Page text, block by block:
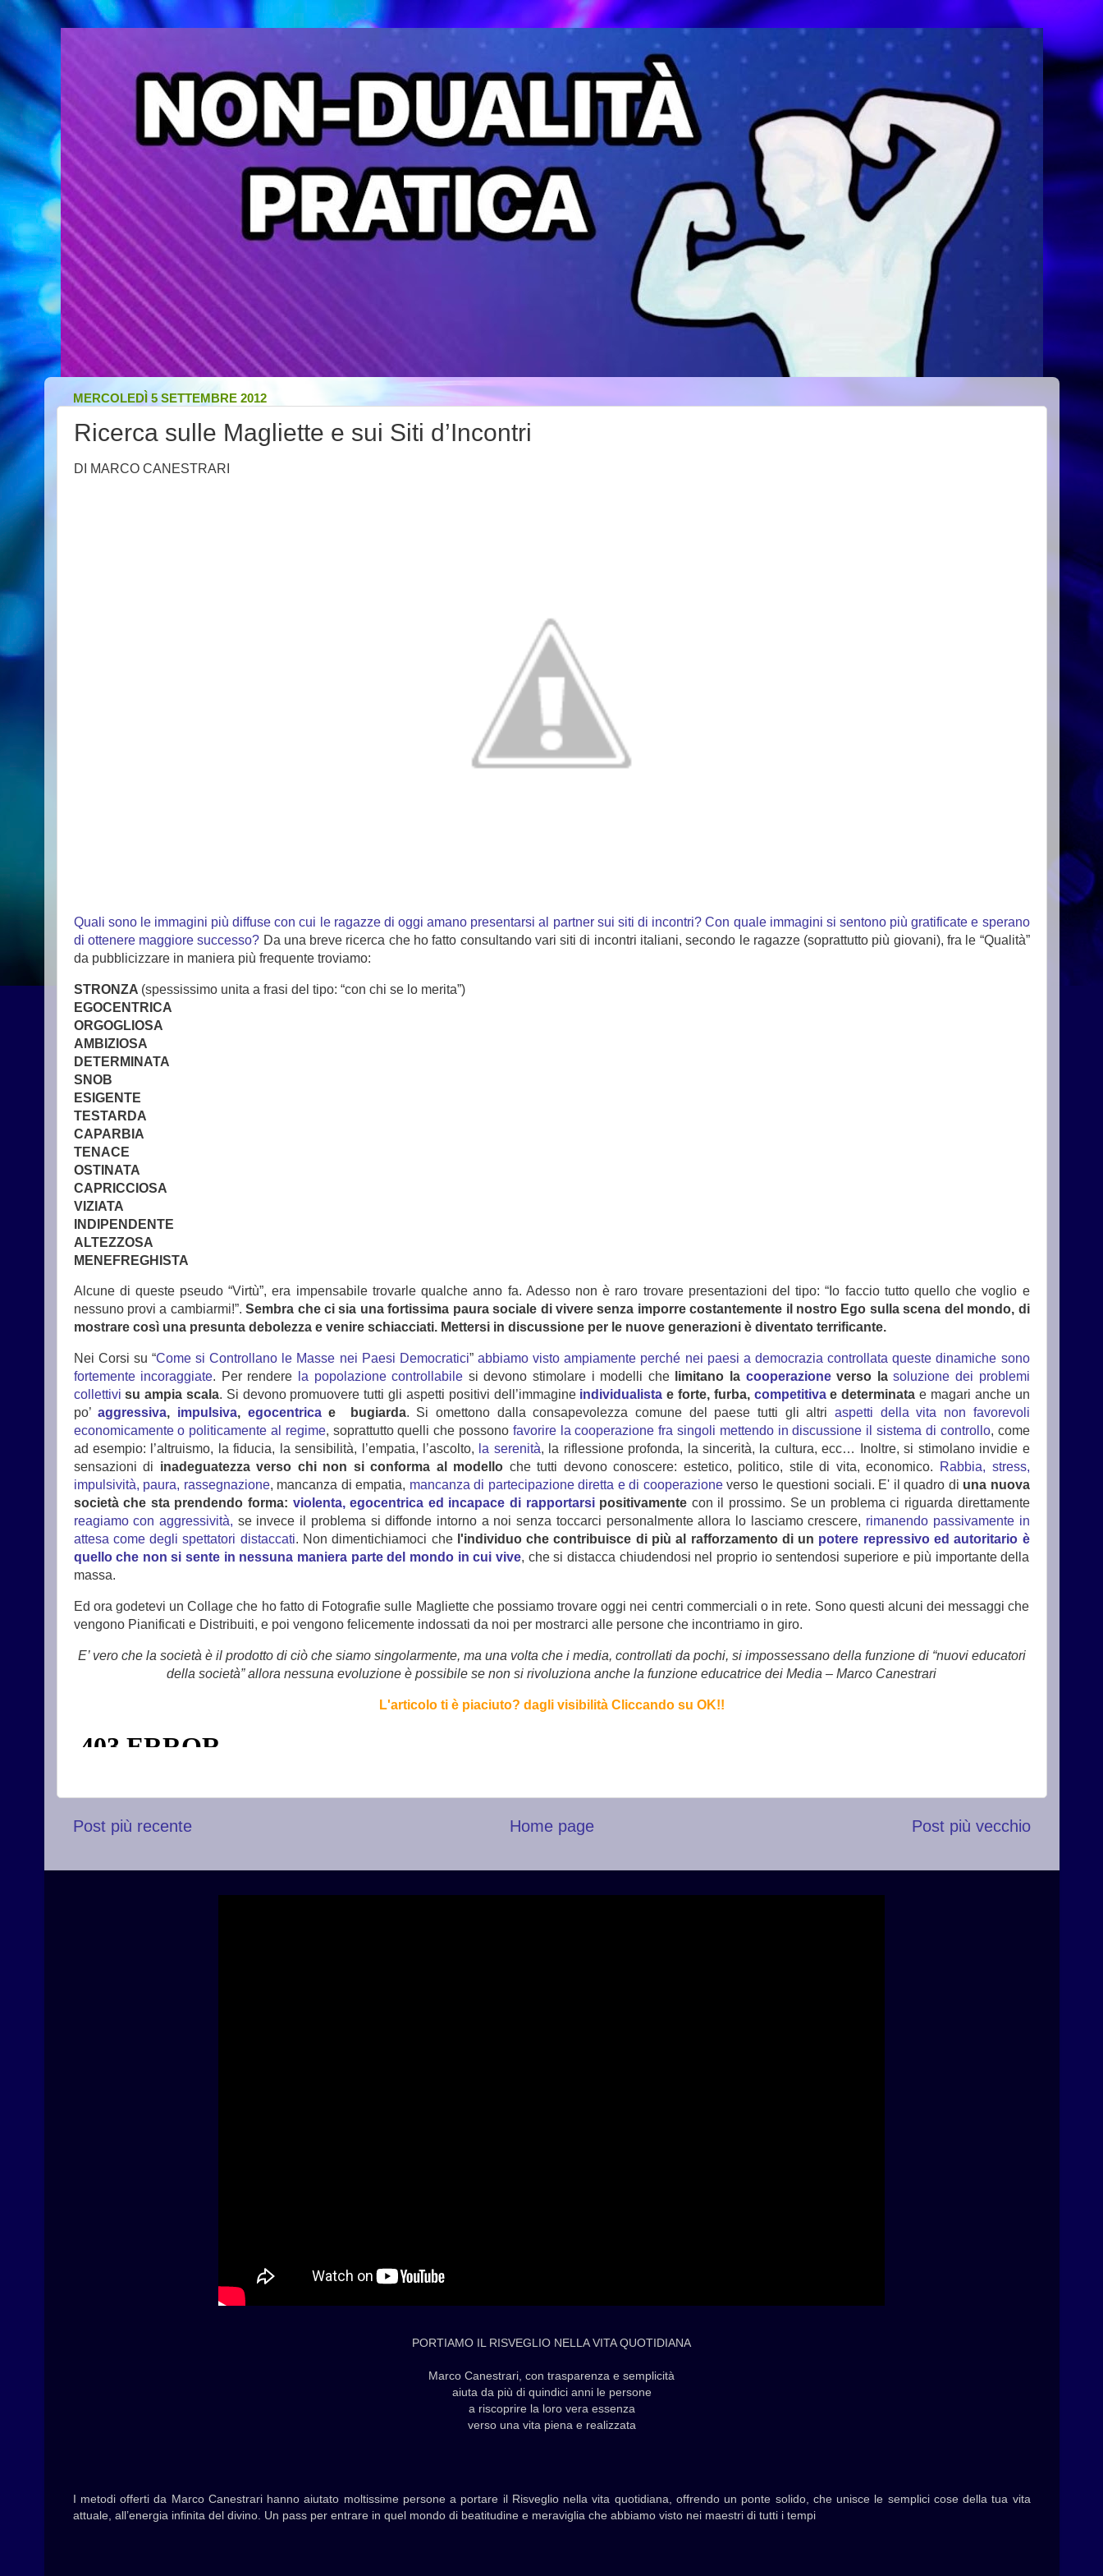
MERCOLEDÌ 5 SETTEMBRE 2012
Ricerca sulle Magliette e sui Siti d’Incontri
DI MARCO CANESTRARI
Quali sono le immagini più diffuse con cui le ragazze di oggi amano presentarsi al partner sui siti di incontri? Con quale immagini si sentono più gratificate e sperano
di ottenere maggiore successo? Da una breve ricerca che ho fatto consultando vari siti di incontri italiani, secondo le ragazze (soprattutto più giovani), fra le “Qualità”
da pubblicizzare in maniera più frequente troviamo:
STRONZA (spessissimo unita a frasi del tipo: “con chi se lo merita”)
EGOCENTRICA
ORGOGLIOSA
AMBIZIOSA
DETERMINATA
SNOB
ESIGENTE
TESTARDA
CAPARBIA
TENACE
OSTINATA
CAPRICCIOSA
VIZIATA
INDIPENDENTE
ALTEZZOSA
MENEFREGHISTA
Alcune di queste pseudo “Virtù”, era impensabile trovarle qualche anno fa. Adesso non è raro trovare presentazioni del tipo: “Io faccio tutto quello che voglio e
nessuno provi a cambiarmi!”.Sembra che ci sia una fortissima paura sociale di vivere senza imporre costantemente il nostro Ego sulla scena del mondo, di
mostrare così una presunta debolezza e venire schiacciati. Mettersi in discussione per le nuove generazioni è diventato terrificante.
Nei Corsi su “Come si Controllano le Masse nei Paesi Democratici”abbiamo visto ampiamente perché nei paesi a democrazia controllata queste dinamiche sono
fortemente incoraggiate. Per rendere la popolazione controllabile si devono stimolare i modelli che limitano la cooperazioneverso lasoluzione dei problemi
collettivi su ampia scala. Si devono promuovere tutti gli aspetti positivi dell’immagine individualista e forte, furba, competitivae determinata e magari anche un
po’aggressiva, impulsiva, egocentricae bugiarda. Si omettono dalla consapevolezza comune del paese tutti gli altri aspetti della vita non favorevoli
economicamente o politicamente al regime, soprattutto quelli che possono favorire la cooperazione fra singoli mettendo in discussione il sistema di controllo, come
ad esempio: l’altruismo, la fiducia, la sensibilità, l’empatia, l’ascolto, la serenità, la riflessione profonda, la sincerità, la cultura, ecc… Inoltre, si stimolano invidie e
sensazioni di inadeguatezza verso chi non si conforma al modello che tutti devono conoscere: estetico, politico, stile di vita, economico.
Rabbia, stress,
impulsività, paura, rassegnazione, mancanza di empatia, mancanza di partecipazione diretta e di cooperazioneverso le questioni sociali. E' il quadro di una nuova
società che sta prendendo forma: violenta, egocentrica ed incapace di rapportarsipositivamente con il prossimo. Se un problema ci riguarda direttamente
reagiamo con aggressività, se invece il problema si diffonde intorno a noi senza toccarci personalmente allora lo lasciamo crescere, rimanendo passivamente in
attesa come degli spettatori distaccati. Non dimentichiamoci che l'individuo che contribuisce di più al rafforzamento di un potere repressivo ed autoritario è
quello che non si sente in nessuna maniera parte del mondo in cui vive, che si distacca chiudendosi nel proprio io sentendosi superiore e più importante della
massa.
Ed ora godetevi un Collage che ho fatto di Fotografie sulle Magliette che possiamo trovare oggi nei centri commerciali o in rete. Sono questi alcuni dei messaggi che
vengono Pianificati e Distribuiti, e poi vengono felicemente indossati da noi per mostrarci alle persone che incontriamo in giro.
E’ vero che la società è il prodotto di ciò che siamo singolarmente, ma una volta che i media, controllati da pochi, si impossessano della funzione di “nuovi educatori
della società” allora nessuna evoluzione è possibile se non si rivoluziona anche la funzione educatrice dei Media – Marco Canestrari
L'articolo ti è piaciuto? dagli visibilità Cliccando su OK!!
Post più recente Post più vecchio
Home page
PORTIAMO IL RISVEGLIO NELLA VITA QUOTIDIANA
Marco Canestrari, con trasparenza e semplicità
aiuta da più di quindici anni le persone
a riscoprire la loro vera essenza
verso una vita piena e realizzata
I metodi offerti da Marco Canestrari hanno aiutato moltissime persone a portare il Risveglio nella vita quotidiana, offrendo un ponte solido, che unisce le semplici cose della tua vita
attuale, all’energia infinita del divino. Un pass per entrare in quel mondo di beatitudine e meraviglia che abbiamo visto nei maestri di tutti i tempi